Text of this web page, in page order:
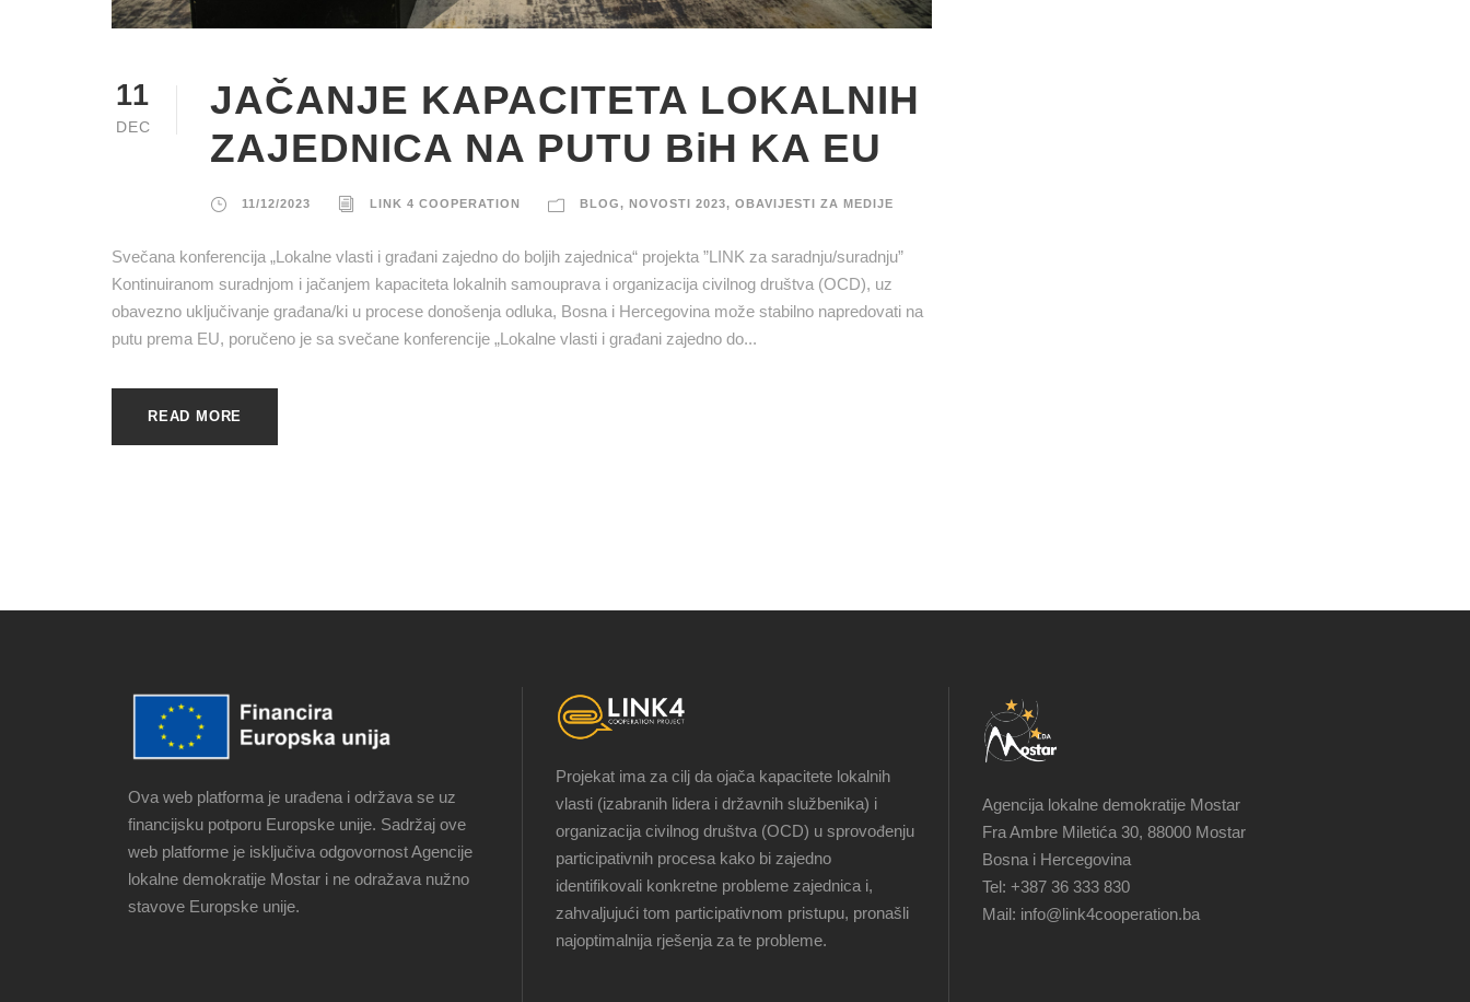
11
DEC
JAČANJE KAPACITETA LOKALNIH
ZAJEDNICA NA PUTU BiH KA EU
11/12/2023 LINK 4 COOPERATION BLOG, NOVOSTI 2023, OBAVIJESTI ZA MEDIJE
Svečana konferencija „Lokalne vlasti i građani zajedno do boljih zajednica“ projekta ”LINK za saradnju/suradnju”
Kontinuiranom suradnjom i jačanjem kapaciteta lokalnih samouprava i organizacija civilnog društva (OCD), uz
obavezno uključivanje građana/ki u procese donošenja odluka, Bosna i Hercegovina može stabilno napredovati na
putu prema EU, poručeno je sa svečane konferencije „Lokalne vlasti i građani zajedno do...
READ MORE
Ova web platforma je urađena i održava se uz
financijsku potporu Europske unije. Sadržaj ove
web platforme je isključiva odgovornost Agencije
lokalne demokratije Mostar i ne odražava nužno
stavove Europske unije.
Projekat ima za cilj da ojača kapacitete lokalnih
vlasti (izabranih lidera i državnih službenika) i
organizacija civilnog društva (OCD) u sprovođenju
participativnih procesa kako bi zajedno
identifikovali konkretne probleme zajednica i,
zahvaljujući tom participativnom pristupu, pronašli
najoptimalnija rješenja za te probleme.
Agencija lokalne demokratije Mostar
Fra Ambre Miletića 30, 88000 Mostar
Bosna i Hercegovina
Tel: +387 36 333 830
Mail: info@link4cooperation.ba